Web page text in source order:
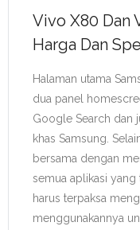
Vivo X80 Dan
Harga Dan
Halaman utama
dua panel
Google Search dan
khas Samsung.
bersama dengan
semua aplikasi yang
harus terpaksa
menggunakannya